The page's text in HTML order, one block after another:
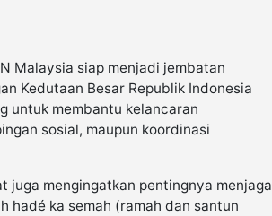
Malaysia siap menjadi jembatan
Kedutaan Besar Republik Indonesia
untuk membantu kelancaran
sosial, maupun koordinasi
juga mengingatkan pentingnya menjaga
hadé ka semah (ramah dan santun